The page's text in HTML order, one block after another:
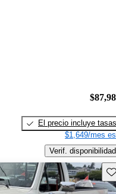
El precio incluye tasas
$1,649/mes
Verif. disponibilidad